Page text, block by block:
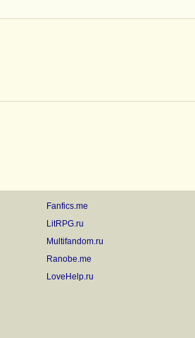
Fanfics.me
LitRPG.ru
Multifandom.ru
Ranobe.me
LoveHelp.ru